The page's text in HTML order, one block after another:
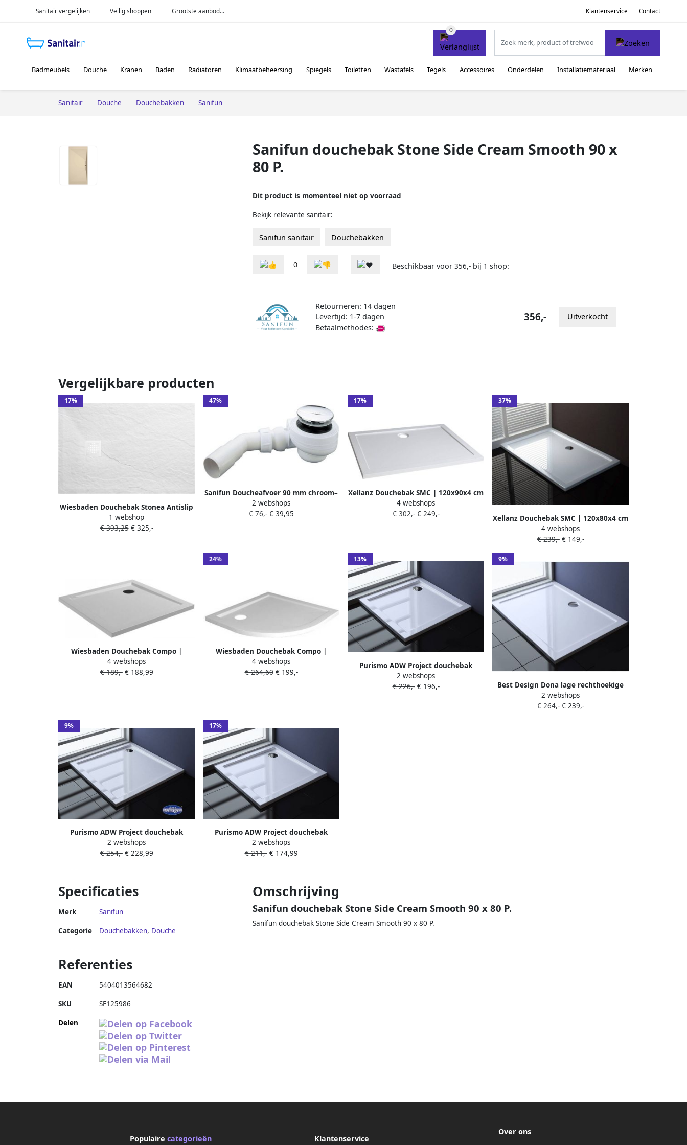
Sanitair vergelijken Veilig shoppen Grootste aanbod... Klantenservice Contact
Badmeubels Douche Kranen Baden Radiatoren Klimaatbeheersing Spiegels Toiletten Wastafels Tegels Accessoires Onderdelen Installatiemateriaal Merken
Sanitair Douche Douchebakken Sanifun
Sanifun douchebak Stone Side Cream Smooth 90 x
80 P.
Dit product is momenteel niet op voorraad
Bekijk relevante sanitair:
Sanifun sanitair Douchebakken
0 Beschikbaar voor 356,- bij 1 shop:
Retourneren: 14 dagen
Levertijd: 1-7 dagen
Betaalmethodes:
356,- Uitverkocht
Vergelijkbare producten
17%
Wiesbaden Douchebak Stonea Antislip
Composiet 80x90x3 cm Inkortbaar Mat
Wit
1 webshop
€ 393,25€ 325,-
47%
Sanifun Doucheafvoer 90 mm chroom–
geschikt voor Stonea douchebakken
2 webshops
€ 76,-€ 39,95
17%
Xellanz Douchebak SMC | 120x90x4 cm
| SMC | Excl.Afvoer | Rechthoek | Wit
glans
4 webshops
€ 302,-€ 249,-
37%
Xellanz Douchebak SMC | 120x80x4 cm
| SMC | Excl.Afvoer | Rechthoek | Wit
glans
4 webshops
€ 239,-€ 149,-
Wiesbaden Douchebak Compo |
90x90x4 cm | SMC | Excl.Afvoer |
Vierkant | Wit glans
4 webshops
€ 189,-€ 188,99
24%
Wiesbaden Douchebak Compo |
90x90x4 cm | SMC | Excl.Afvoer |
Kwartrond | Wit glans
4 webshops
€ 264,60€ 199,-
13%
Purismo ADW Project douchebak
90x90x4 cm vierkant wit glans
2 webshops
€ 226,-€ 196,-
9%
Best Design Dona lage rechthoekige
douchebak 120x90x4cm Glans Wit
2 webshops
€ 264,-€ 239,-
9%
Purismo ADW Project douchebak
100x100x4 cm vierkant wit glans
2 webshops
€ 254,-€ 228,99
17%
Purismo ADW Project douchebak
80x80x4 cm vierkant wit glans
2 webshops
€ 211,-€ 174,99
Specificaties
Merk Sanifun
Categorie Douchebakken, Douche
Omschrijving
Sanifun douchebak Stone Side Cream Smooth 90 x 80 P.
Sanifun douchebak Stone Side Cream Smooth 90 x 80 P.
Referenties
EAN 5404013564682
SKU SF125986
Delen
Populaire categorieën Klantenservice
Over ons